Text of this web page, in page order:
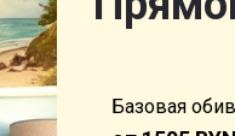
Базовая